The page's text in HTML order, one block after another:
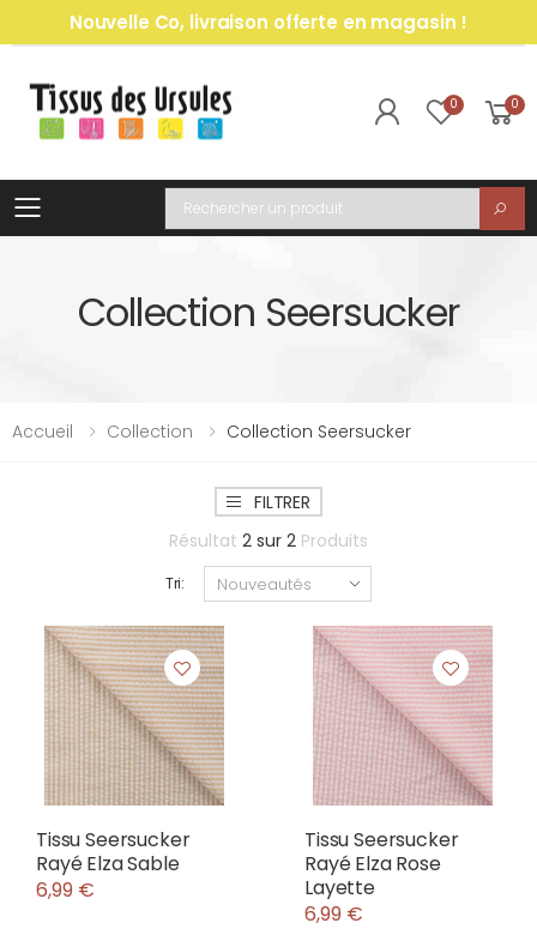
Nouvelle Co, livraison offerte en magasin !
0 0
Toggle mobile menu
Recherche
Collection Seersucker
Accueil Collection Collection Seersucker
FILTRER
Résultat 2 sur 2 Produits
Tri:
Tissu Seersucker
Rayé Elza Sable
6,99 €
Tissu Seersucker
Rayé Elza Rose
Layette
6,99 €